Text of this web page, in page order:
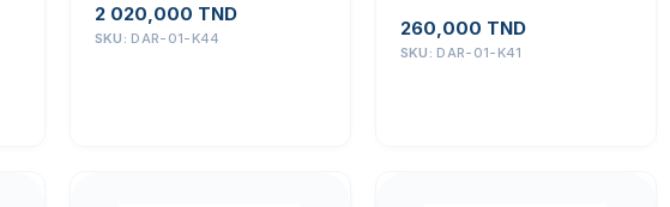
2 020,000 TND
SKU: DAR-01-K44 260,000 TND
SKU: DAR-01-K41